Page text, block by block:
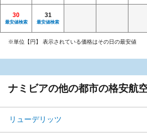
30
最安値検索
31
最安値検索
※単位【円】 表示されている価格はその日の最安値
ナミビアの他の都市の格安航
リューデリッツ